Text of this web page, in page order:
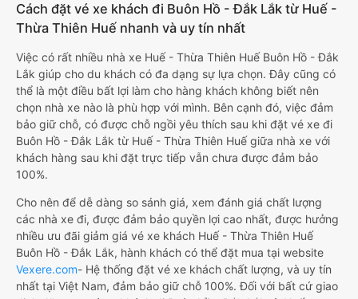
Cách đặt vé xe khách đi Buôn Hồ - Đắk Lắk từ Huế -
Thừa Thiên Huế nhanh và uy tín nhất
Việc có rất nhiều nhà xe Huế - Thừa Thiên Huế Buôn Hồ - Đắk
Lắk giúp cho du khách có đa dạng sự lựa chọn. Đây cũng có
thể là một điều bất lợi làm cho hàng khách không biết nên
chọn nhà xe nào là phù hợp với mình. Bên cạnh đó, việc đảm
bảo giữ chỗ, có được chỗ ngồi yêu thích sau khi đặt vé xe đi
Buôn Hồ - Đắk Lắk từ Huế - Thừa Thiên Huế giữa nhà xe với
khách hàng sau khi đặt trực tiếp vẫn chưa được đảm bảo
100%.
Cho nên để dễ dàng so sánh giá, xem đánh giá chất lượng
các nhà xe đi, được đảm bảo quyền lợi cao nhất, được hưởng
nhiều ưu đãi giảm giá vé xe khách Huế - Thừa Thiên Huế
Buôn Hồ - Đắk Lắk, hành khách có thể đặt mua tại website
Vexere.com- Hệ thống đặt vé xe khách chất lượng, và uy tín
nhất tại Việt Nam, đảm bảo giữ chỗ 100%. Đối với bất cứ giao